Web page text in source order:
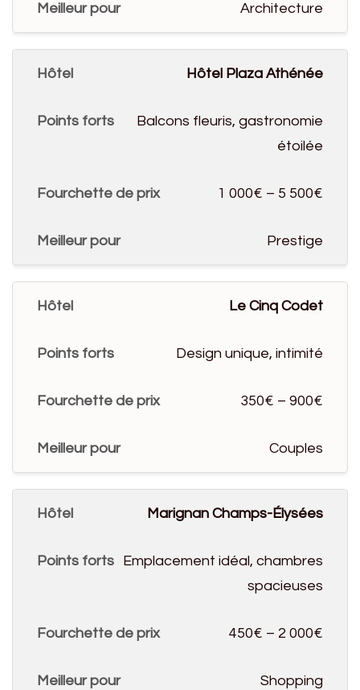
Architecture
Hôtel Plaza Athénée
Balcons fleuris, gastronomie
étoilée
1 000€ – 5 500€
Prestige
Le Cinq Codet
Design unique, intimité
350€ – 900€
Couples
Marignan Champs-Élysées
Emplacement idéal, chambres
spacieuses
450€ – 2 000€
Shopping